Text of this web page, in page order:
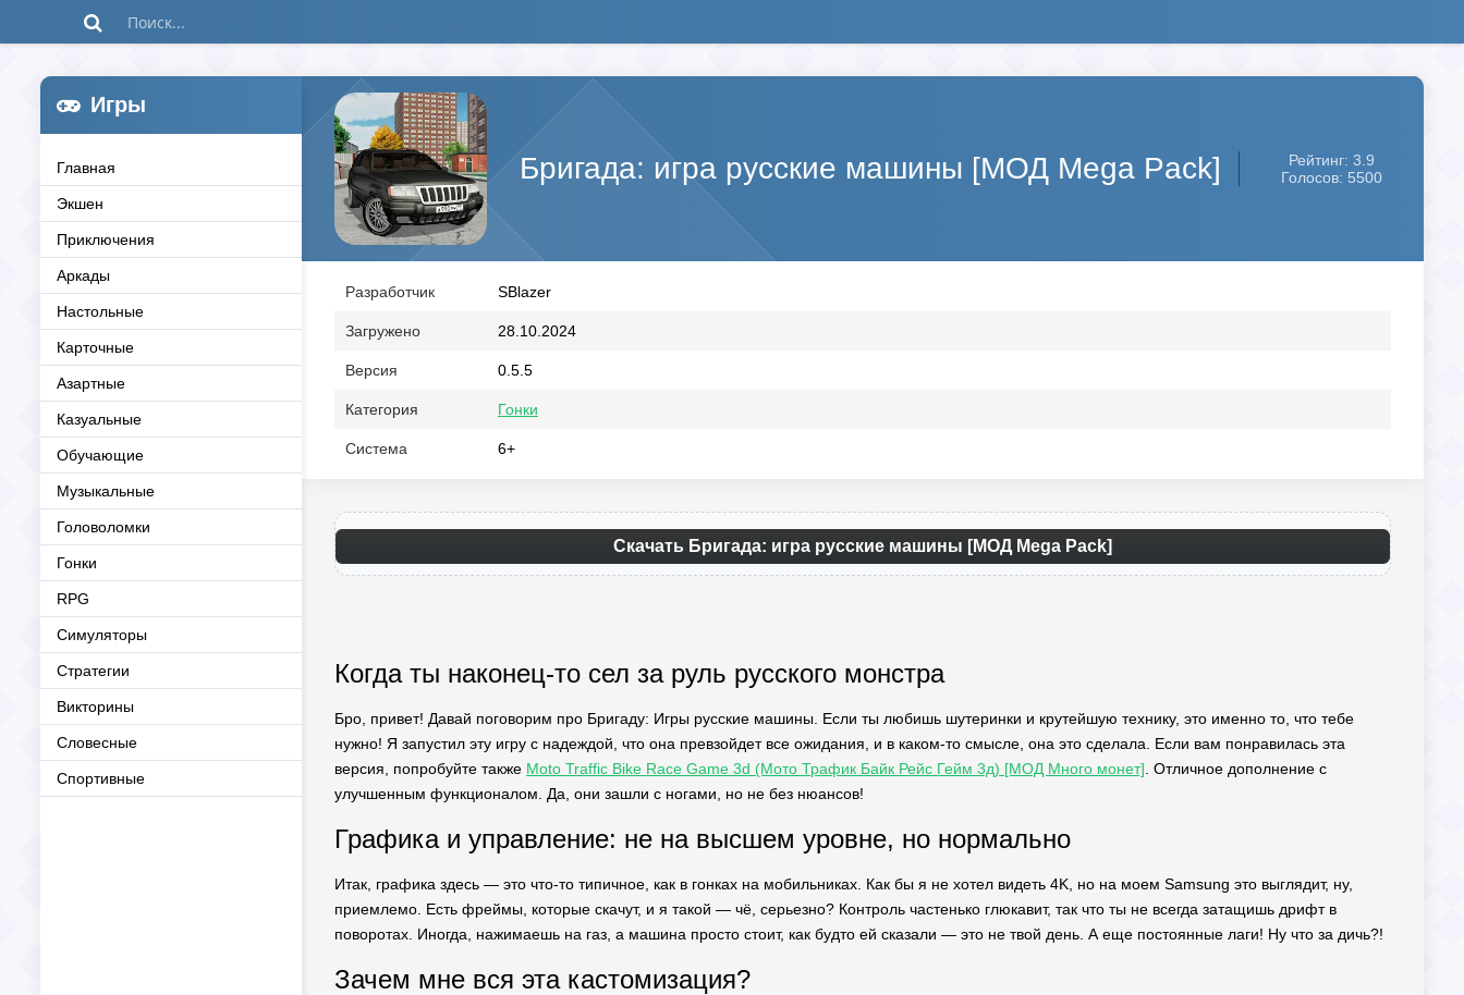
Игры
Главная
Экшен
Приключения
Аркады
Настольные
Карточные
Азартные
Казуальные
Обучающие
Музыкальные
Головоломки
Гонки
RPG
Симуляторы
Стратегии
Викторины
Словесные
Спортивные
Бригада: игра русские машины [МОД Mega Pack]
Рейтинг: 3.9
Голосов: 5500
Разработчик SBlazer
Загружено 28.10.2024
Версия 0.5.5
Категория Гонки
Система 6+
Скачать Бригада: игра русские машины [МОД Mega Pack]
Когда ты наконец-то сел за руль русского монстра
Бро, привет! Давай поговорим про Бригаду: Игры русские машины. Если ты любишь шутеринки и крутейшую технику, это именно то, что тебе
нужно! Я запустил эту игру с надеждой, что она превзойдет все ожидания, и в каком-то смысле, она это сделала. Если вам понравилась эта
версия, попробуйте также Moto Traffic Bike Race Game 3d (Мото Трафик Байк Рейс Гейм 3д) [МОД Много монет] . Отличное дополнение с
улучшенным функционалом. Да, они зашли с ногами, но не без нюансов!
Графика и управление: не на высшем уровне, но нормально
Итак, графика здесь — это что-то типичное, как в гонках на мобильниках. Как бы я не хотел видеть 4K, но на моем Samsung это выглядит, ну,
приемлемо. Есть фреймы, которые скачут, и я такой — чё, серьезно? Контроль частенько глюкавит, так что ты не всегда затащишь дрифт в
поворотах. Иногда, нажимаешь на газ, а машина просто стоит, как будто ей сказали — это не твой день. А еще постоянные лаги! Ну что за дичь?!
Зачем мне вся эта кастомизация?